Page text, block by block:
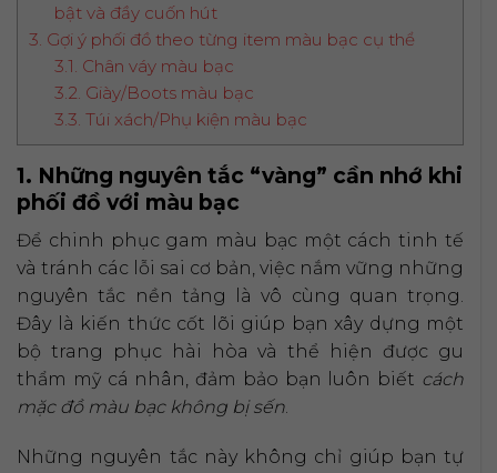
bật và đầy cuốn hút
3. Gợi ý phối đồ theo từng item màu bạc cụ thể
3.1. Chân váy màu bạc
3.2. Giày/Boots màu bạc
3.3. Túi xách/Phụ kiện màu bạc
1. Những nguyên tắc “vàng” cần nhớ khi
phối đồ với màu bạc
Để chinh phục gam màu bạc một cách tinh tế
và tránh các lỗi sai cơ bản, việc nắm vững những
nguyên tắc nền tảng là vô cùng quan trọng.
Đây là kiến thức cốt lõi giúp bạn xây dựng một
bộ trang phục hài hòa và thể hiện được gu
thẩm mỹ cá nhân, đảm bảo bạn luôn biết cách
mặc đồ màu bạc không bị sến
Những nguyên tắc này không chỉ giúp bạn tự